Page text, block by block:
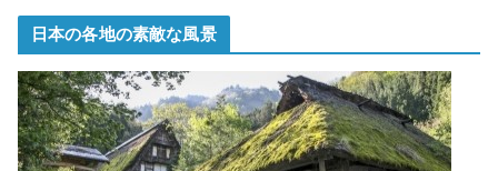
日本の各地の素敵な風景